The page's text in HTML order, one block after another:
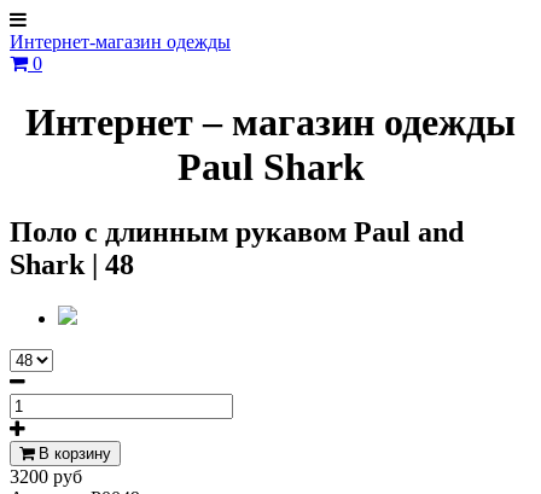
Интернет-магазин одежды
0
Интернет – магазин одежды
Paul Shark
Поло с длинным рукавом Paul and
Shark | 48
В корзину
3200 руб